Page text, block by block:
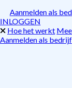
Aanmelden als
INLOGGEN
Hoe het werkt
Aanmelden als bedrijf